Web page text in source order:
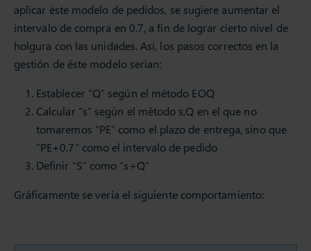
aplicar éste modelo de pedidos, se sugiere aumentar el
intervalo de compra en 0.7, a fin de lograr cierto nivel de
holgura con las unidades. Así, los pasos correctos en la
gestión de éste modelo serían:
Establecer “Q” según el método EOQ
Calcular “s” según el método s,Q en el que no
tomaremos “PE” como el plazo de entrega, sino que
“PE+0.7” como el intervalo de pedido
Definir “S” como “s+Q”
Gráficamente se vería el siguiente comportamiento: